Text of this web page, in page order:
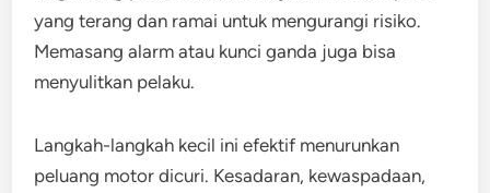
yang terang dan ramai untuk mengurangi risiko.
Memasang alarm atau kunci ganda juga bisa
menyulitkan pelaku.
Langkah-langkah kecil ini efektif menurunkan
peluang motor dicuri. Kesadaran, kewaspadaan,